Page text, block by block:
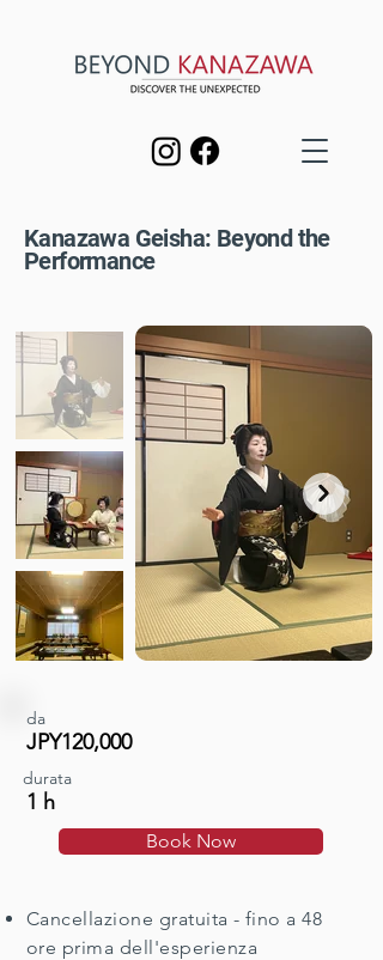
Kanazawa Geisha: Beyond the
Performance
da
JPY120,000
durata
1 h
Book Now
Cancellazione gratuita - fino a 48
ore prima dell'esperienza